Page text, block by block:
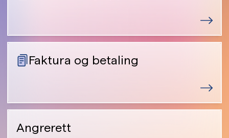
Faktura og betaling
Angrerett